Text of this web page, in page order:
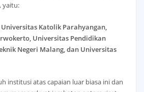
yaitu:
Katolik Parahyangan,
Universitas Pendidikan
Negeri Malang, dan Universitas
institusi atas capaian luar biasa ini dan